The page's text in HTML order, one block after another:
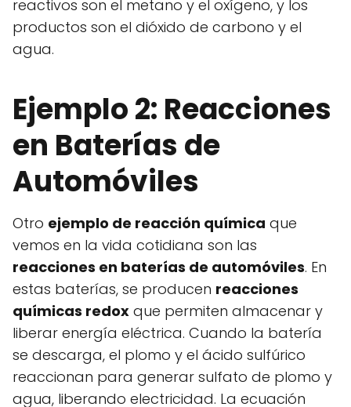
reactivos son el metano y el oxígeno, y los
productos son el dióxido de carbono y el
agua.
Ejemplo 2: Reacciones
en Baterías de
Automóviles
Otro ejemplo de reacción química que
vemos en la vida cotidiana son las
reacciones en baterías de automóviles. En
estas baterías, se producen reacciones
químicas redox que permiten almacenar y
liberar energía eléctrica. Cuando la batería
se descarga, el plomo y el ácido sulfúrico
reaccionan para generar sulfato de plomo y
agua, liberando electricidad. La ecuación